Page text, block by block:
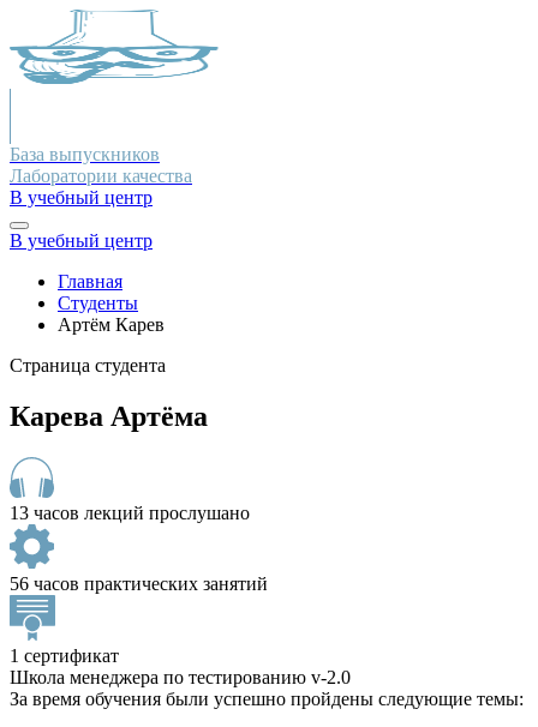
База выпускников
Лаборатории качества
В учебный центр
В учебный центр
Главная
Студенты
Артём Карев
Страница студента
Карева Артёма
13 часов лекций прослушано
56 часов практических занятий
1 сертификат
Школа менеджера по тестированию v-2.0
За время обучения были успешно пройдены следующие темы: